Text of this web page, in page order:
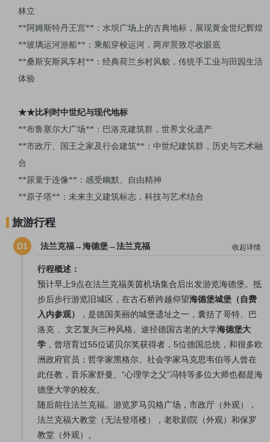
林立
** 阿姆斯特丹王宫**：水坝广场上的古典地标，展现黄金世纪辉煌
**玻璃运河游船**：乘船穿梭运河，两岸景致尽收眼底
**桑斯安斯风车村**：经典荷兰乡村风貌，传统手工业与田园生活
体验
★★比利时中世纪与现代地标
**布鲁塞尔大广场**：巴洛克建筑群，世界文化遗产
**市政厅、国王之家及行会建筑**：中世纪建筑群，历史与艺术融
合
**尿童于连像**：感受幽默、自由精神
**原子塔**：未来主义建筑标志，科技与艺术结合
旅游行程
D1 法兰克福→海德堡→法兰克福 收起详情
行程概述：
预计早上9点在法兰克福美茵机场集合后出发游览海德堡。抵
步后步行游览旧城区，在古石桥跨越仰望海德堡城堡（自费
入内参观）
，是德国美丽的城堡遗址之一，囊括了哥特、巴
洛克 、文艺复兴三种风格。途径德国古老的大学海德堡大
学 ，曾培育过55位诺贝尔奖获得者，5位德国总统，和很多欧
洲政府官员；哲学家黑格尔、社会学家马克思韦伯等人曾在
此任教，音乐家舒曼、“心理学之父”冯特等多位大师也都是海
德堡大学的校友。
随后前往法兰克福。游览罗马贝格广场，市政厅（外观），
法兰克福大教堂（无法登塔楼），老歌剧院（外观）和保罗
教堂（外观）。